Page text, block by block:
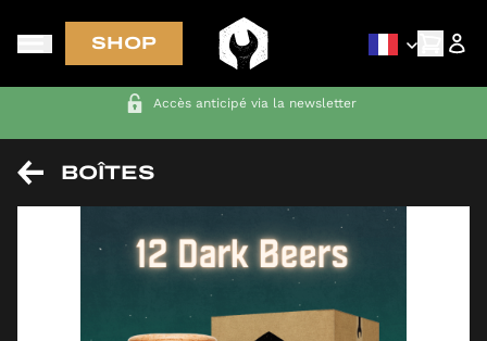
SHOP
Accès anticipé via la newsletter
BOÎTES